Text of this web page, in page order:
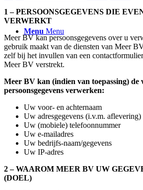
Menu Menu
1 – PERSOONSGEGEVENS DIE
VERWERKT
Meer BV kan persoonsgegevens over u
gebruik maakt van de diensten van Meer
zelf bij het invullen van een
Meer BV verstrekt.
Meer BV kan (indien van toepassing) de
persoonsgegevens verwerken:
Uw voor- en achternaam
Uw adresgegevens (i.v.m. aflevering)
Uw (mobiele) telefoonnummer
Uw e-mailadres
Uw bedrijfs-naam/gegevens
Uw IP-adres
2 – WAAROM MEER BV UW
(DOEL)